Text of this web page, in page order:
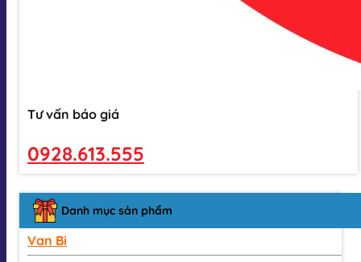
Tư vấn báo giá
0928.613.555
Danh mục sản phẩm
Van Bi